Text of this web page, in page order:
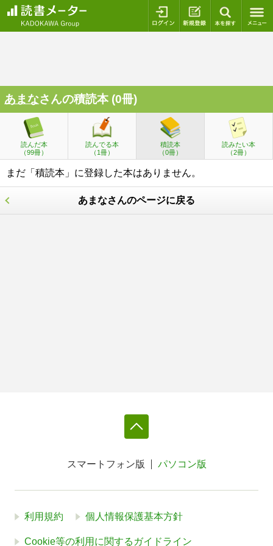
ログイン 新規登録
あまなさんの積読本 (0冊)
読んだ本
（99冊）
読んでる本
（1冊）
積読本
（0冊）
読みたい本
（2冊）
まだ「積読本」に登録した本はありません。
あまなさんのページに戻る
スマートフォン版 パソコン版
利用規約 個人情報保護基本方針
Cookie等の利用に関するガイドライン